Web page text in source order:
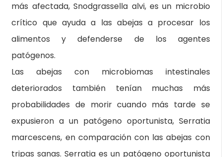
más afectada, Snodgrassella alvi, es un microbio
crítico que ayuda a las abejas a procesar los
alimentos y defenderse de los agentes
patógenos.
Las abejas con microbiomas intestinales
deteriorados también tenían muchas más
probabilidades de morir cuando más tarde se
expusieron a un patógeno oportunista, Serratia
marcescens, en comparación con las abejas con
tripas sanas. Serratia es un patógeno oportunista